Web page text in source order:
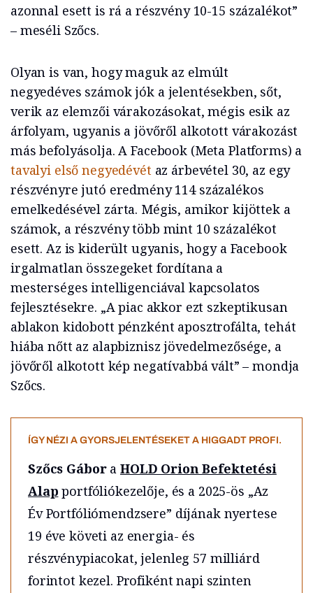
azonnal esett is rá a részvény 10-15 százalékot”
– meséli Szőcs.
Olyan is van, hogy maguk az elmúlt
negyedéves számok jók a jelentésekben, sőt,
verik az elemzői várakozásokat, mégis esik az
árfolyam, ugyanis a jövőről alkotott várakozást
más befolyásolja. A Facebook (Meta Platforms) a
tavalyi első negyedévét az árbevétel 30, az egy
részvényre jutó eredmény 114 százalékos
emelkedésével zárta. Mégis, amikor kijöttek a
számok, a részvény több mint 10 százalékot
esett. Az is kiderült ugyanis, hogy a Facebook
irgalmatlan összegeket fordítana a
mesterséges intelligenciával kapcsolatos
fejlesztésekre. „A piac akkor ezt szkeptikusan
ablakon kidobott pénzként aposztrofálta, tehát
hiába nőtt az alapbiznisz jövedelmezősége, a
jövőről alkotott kép negatívabbá vált” – mondja
Szőcs.
ÍGY NÉZI A GYORSJELENTÉSEKET A HIGGADT PROFI.
Szőcs Gábora HOLD Orion Befektetési
Alap portfóliókezelője, és a 2025-ös „Az
Év Portfóliómendzsere” díjának nyertese
19 éve követi az energia- és
részvénypiacokat, jelenleg 57 milliárd
forintot kezel. Profiként napi szinten